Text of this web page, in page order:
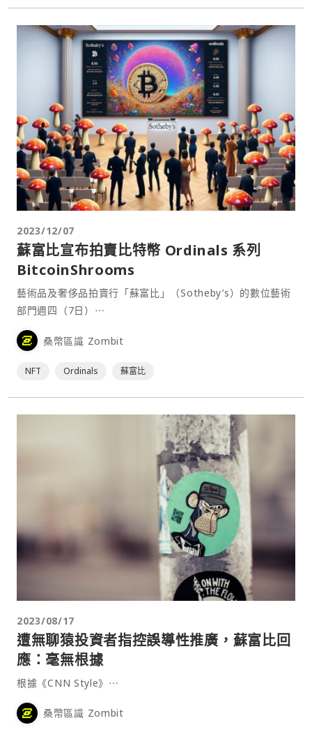
2023/12/07
蘇富比宣布拍賣比特幣 Ordinals 系列
BitcoinShrooms
藝術品及奢侈品拍賣行「蘇富比」（Sotheby’s）的數位藝術
部門週四（7日）⋯
桑幣區識 Zombit
NFT Ordinals 蘇富比
2023/08/17
遭無聊猿投資者指控誤導性推廣，蘇富比回
應：毫無根據
根據《CNN Style》⋯
桑幣區識 Zombit